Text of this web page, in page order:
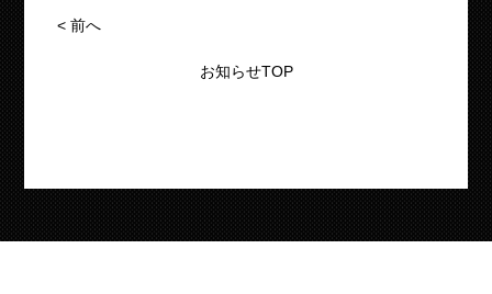
<前へ
お知らせTOP